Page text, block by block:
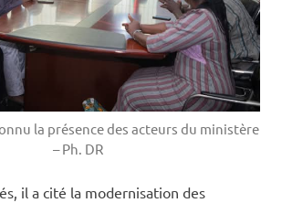
la présence des acteurs du ministère
– Ph. DR
il a cité la modernisation des